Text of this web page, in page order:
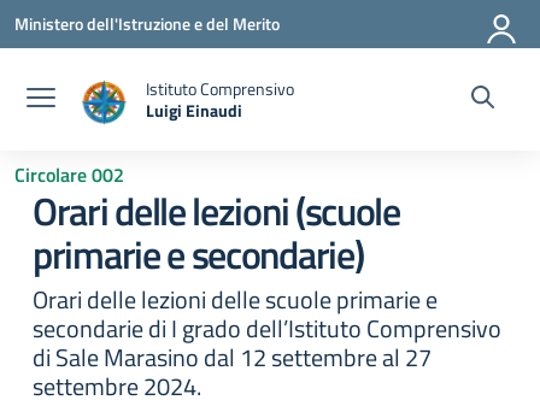
Vai ai contenuti
Vai al menu di navigazione
Vai al footer
Ministero dell'Istruzione e del Merito
Istituto Comprensivo
Luigi Einaudi
— Visita la pagina iniziale della scuola
Circolare 002
Orari delle lezioni (scuole
primarie e secondarie)
Orari delle lezioni delle scuole primarie e
secondarie di I grado dell’Istituto Comprensivo
di Sale Marasino dal 12 settembre al 27
settembre 2024.